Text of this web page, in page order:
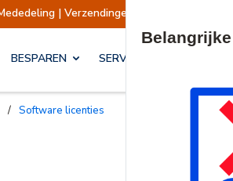
Verzendingen opgeschort
BESPAREN SERVICES & OPLOSSINGEN
/ Software licenties